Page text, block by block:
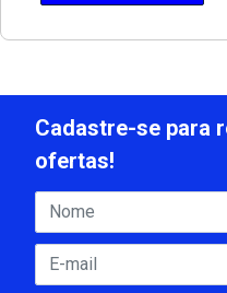
Cadastre-se para
ofertas!